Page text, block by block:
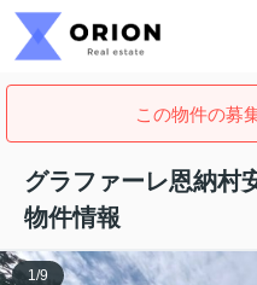
この物件の募
グラファーレ恩納
物件情報
1 /9